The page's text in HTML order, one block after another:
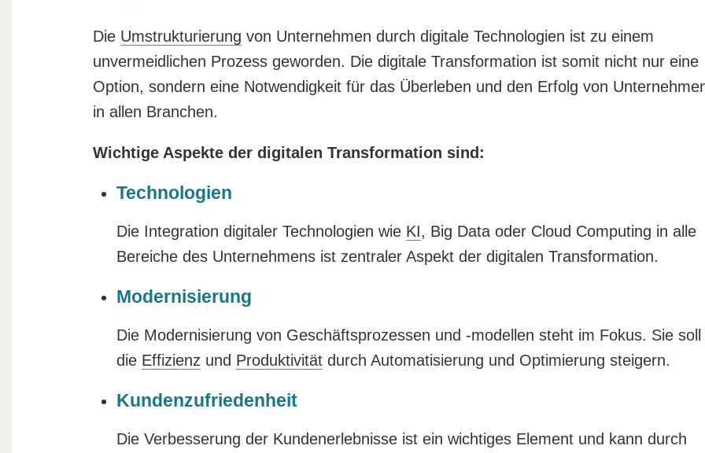
Die Umstrukturierung von Unternehmen durch digitale Technologien ist zu einem
unvermeidlichen Prozess geworden. Die digitale Transformation ist somit nicht nur eine
Option, sondern eine Notwendigkeit für das Überleben und den Erfolg von
in allen Branchen.
Wichtige Aspekte der digitalen Transformation sind:
Technologien
Die Integration digitaler Technologien wie KI, Big Data oder Cloud Computing in alle
Bereiche des Unternehmens ist zentraler Aspekt der digitalen Transformation.
Modernisierung
Die Modernisierung von Geschäftsprozessen und -modellen steht im Fokus. Sie soll
die Effizienz und Produktivitätdurch Automatisierung und Optimierung steigern.
Kundenzufriedenheit
Die Verbesserung der Kundenerlebnisse ist ein wichtiges Element und kann durch